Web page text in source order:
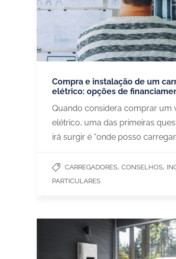
Compra e instalação de um
elétrico: opções de
Quando considera comprar um
elétrico, uma das primeiras
irá surgir é “onde posso
CARREGADORES, CONSELHOS,
PARTICULARES